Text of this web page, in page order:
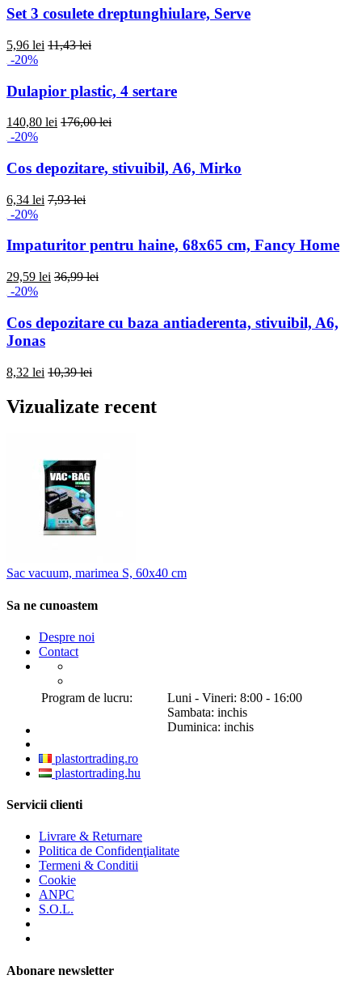
Set 3 cosulete dreptunghiulare, Serve
5,96 lei 11,43 lei
-20%
Dulapior plastic, 4 sertare
140,80 lei 176,00 lei
-20%
Cos depozitare, stivuibil, A6, Mirko
6,34 lei 7,93 lei
-20%
Impaturitor pentru haine, 68x65 cm, Fancy Home
29,59 lei 36,99 lei
-20%
Cos depozitare cu baza antiaderenta, stivuibil, A6,
Jonas
8,32 lei 10,39 lei
Vizualizate recent
Sac vacuum, marimea S, 60x40 cm
Sa ne cunoastem
Despre noi
Contact
Program de lucru:
Luni - Vineri: 8:00 - 16:00
Sambata: inchis
Duminica: inchis
plastortrading.ro
plastortrading.hu
Servicii clienti
Livrare & Returnare
Politica de Confidenţialitate
Termeni & Conditii
Cookie
ANPC
S.O.L.
Abonare newsletter